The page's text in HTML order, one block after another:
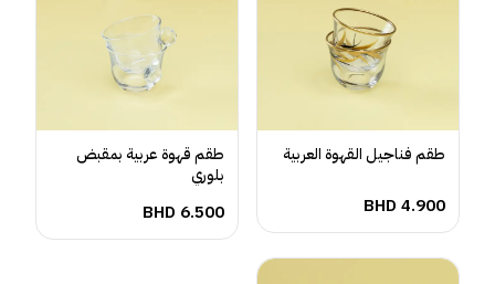
طقم فناجيل القهوة العربية
BHD 4.900
طقم قهوة عربية بمقبض
بلوري
BHD 6.500